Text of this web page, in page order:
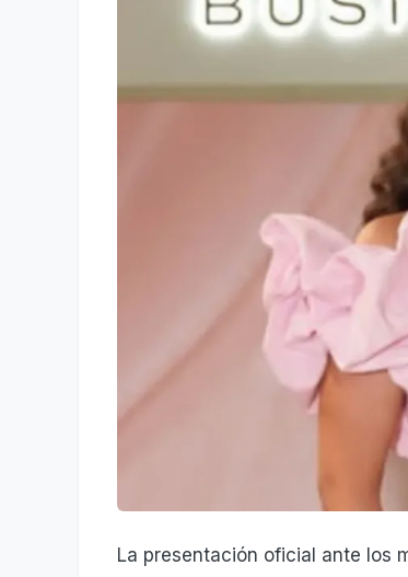
​La presentación oficial ante los